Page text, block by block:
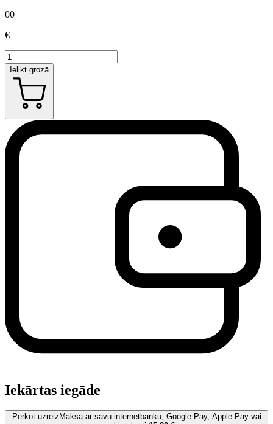
00
€
Ielikt grozā
Iekārtas iegāde
Pērkot uzreiz Maksā ar savu internetbanku, Google Pay, Apple Pay vai